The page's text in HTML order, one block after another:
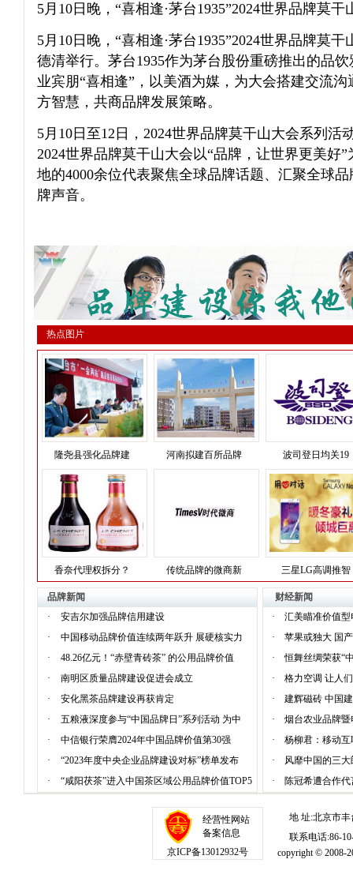
5月10日晚，“喜相逢·茅台1935”2024世界品牌莫干
5月10日晚，“喜相逢·茅台1935”2024世界品牌莫
德清举行。茅台1935作为茅台股份重磅推出的品
业宾朋“喜相逢”，以美酒为媒，为大会搭建交流
方智慧，共商品牌发展策略。
5月10日至12日，2024世界品牌莫干山大会系列活
2024世界品牌莫干山大会以“品牌，让世界更美好
地的4000余位代表聚焦全球品牌话题、汇聚全球
牌声音。
热点图片
隆尧县强化品牌建 河南拟建百所品牌 波司登日均关19
香奈代理权拆分？ 传统品牌的微商新 三星LG高调推智
品牌新闻
·
安吉尔加强品牌信用建设
·
中国移动品牌价值连续两年跃升 展硬核实力
·
48.26亿元！“赤壁青砖茶” 的公用品牌价值
·
南明区质量品牌建设促进会成立
·
安化黑茶品牌建设再获肯定
·
五粮液深度参与“中国品牌日”系列活动 为中
·
中信银行荣膺2024年中国品牌价值第30强
·
“2023年度中央企业品牌建设对标”榜单发布
·
“咸阳茯茶”进入中国茶区域公用品牌价值TOP5
财经新闻
·
汇美瞄准价值
·
苹果或独大 国
·
恒舞丝绸荣获“
·
格力空调 让人
·
建辉磁砖 中国
·
烟台农业品牌
·
杨柳君：移动
·
风靡中国的三
·
陈冠希遭合作
经营性网站
备案信息
京ICP备13012932号
地 址:北京市
联系电话:86-
copyright © 2008-